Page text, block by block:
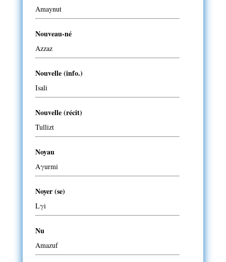
Amaynut
Nouveau-né
Azzaz
Nouvelle (info.)
Isali
Nouvelle (récit)
Tullizt
Noyau
Aγurmi
Noyer (se)
Lγi
Nu
Amazuf